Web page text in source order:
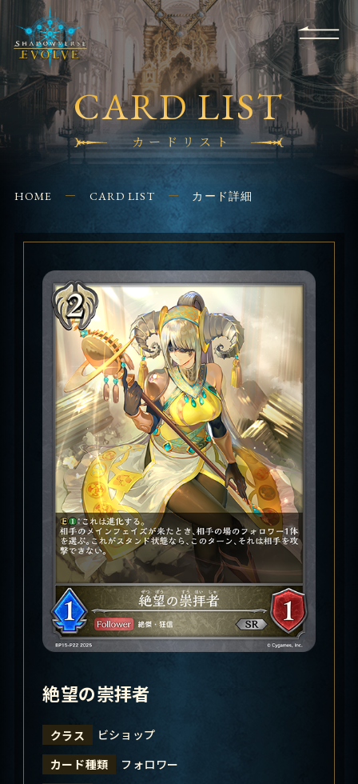
Q&A
EVENT SHOPS
FOR
BEGINNERS
APPLICATION
CONTACT
CARD LIST
カードリスト
HOME CARD LIST カード詳細
絶望の崇拝者
クラス
ビショップ
カード種類
フォロワー